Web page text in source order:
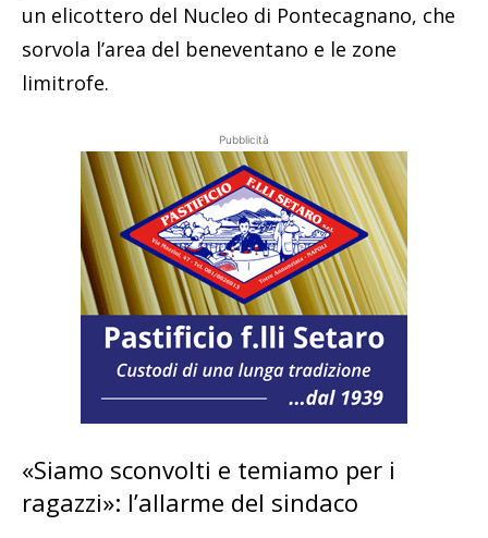
un elicottero del Nucleo di Pontecagnano, che
sorvola l’area del beneventano e le zone
limitrofe.
Pubblicità
«Siamo sconvolti e temiamo per i
ragazzi»: l’allarme del sindaco